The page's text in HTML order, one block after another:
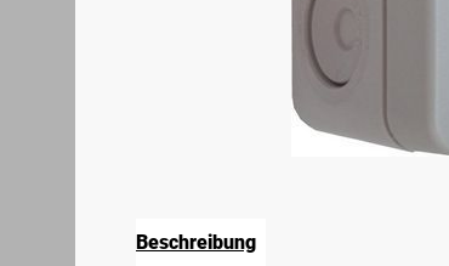
Beschreibung